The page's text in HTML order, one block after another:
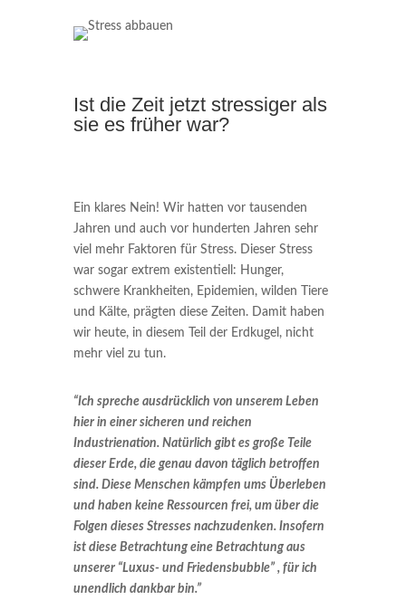
Ist die Zeit jetzt stressiger als
sie es früher war?
Ein klares Nein! Wir hatten vor tausenden
Jahren und auch vor hunderten Jahren sehr
viel mehr Faktoren für Stress. Dieser Stress
war sogar extrem existentiell: Hunger,
schwere Krankheiten, Epidemien, wilden Tiere
und Kälte, prägten diese Zeiten. Damit haben
wir heute, in diesem Teil der Erdkugel, nicht
mehr viel zu tun.
“Ich spreche ausdrücklich von unserem Leben
hier in einer sicheren und reichen
Industrienation. Natürlich gibt es große Teile
dieser Erde, die genau davon täglich betroffen
sind. Diese Menschen kämpfen ums Überleben
und haben keine Ressourcen frei, um über die
Folgen dieses Stresses nachzudenken. Insofern
ist diese Betrachtung eine Betrachtung aus
unserer “Luxus- und Friedensbubble” , für ich
unendlich dankbar bin.”